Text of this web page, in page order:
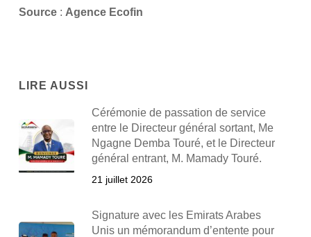
Source: Agence Ecofin
LIRE AUSSI
Cérémonie de passation de service
entre le Directeur général sortant, Me
Ngagne Demba Touré, et le Directeur
général entrant, M. Mamady Touré.
21 juillet 2026
Signature avec les Emirats Arabes
Unis un mémorandum d’entente pour